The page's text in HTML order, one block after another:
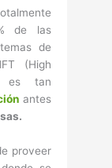
de las
de
(High
es tan
antes
proveer